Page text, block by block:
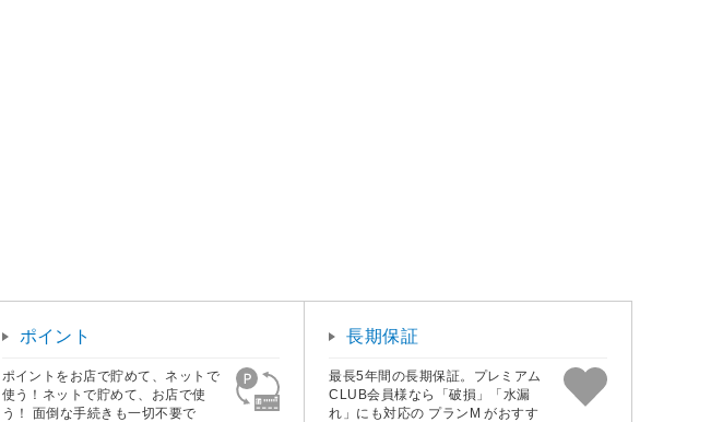
ポイント
ポイントをお店で貯めて、ネットで
使う！ネットで貯めて、お店で使
う！ 面倒な手続きも一切不要で
長期保証
最長5年間の長期保証。プレミアム
CLUB会員様なら「破損」「水漏
れ」にも対応の プランM がおすす